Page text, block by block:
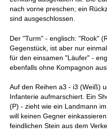
nach vorne preschen; ein
sind ausgeschlossen.
Der "Turm" - englisch: "Rook"
Gegenstück, ist aber nur
für den einsamen "Läufer" -
ebenfalls ohne Kompagnon
Auf den Reihen a3 - i3 (Weiß)
Infanterie aufmarschiert. Ein
(P) - zieht wie ein Landmann
will keinen Gegner
feindlichen Stein aus dem